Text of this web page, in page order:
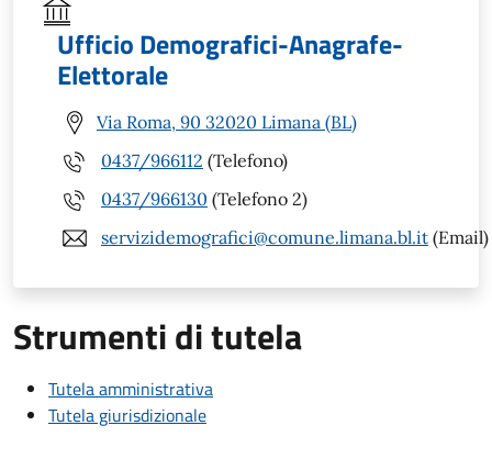
Ufficio Demografici-Anagrafe-
Elettorale
Via Roma, 90 32020 Limana (BL)
0437/966112 (Telefono)
0437/966130 (Telefono 2)
servizidemografici@comune.limana.bl.it (Email)
Strumenti di tutela
Tutela amministrativa
Tutela giurisdizionale